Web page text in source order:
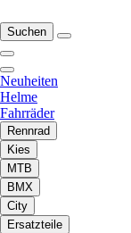
Suchen
Neuheiten
Helme
Fahrräder
Rennrad
Kies
MTB
BMX
City
Ersatzteile